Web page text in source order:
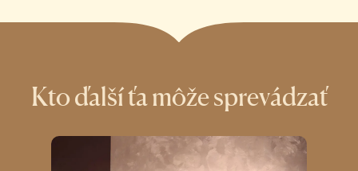
Kto ďalší ťa môže sprevádzať